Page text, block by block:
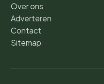
Over ons
Adverteren
Contact
Sitemap